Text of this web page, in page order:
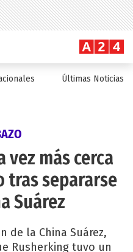
Últimas Noticias
vez más cerca
tras separarse
Suárez
de la China Suárez,
Rusherking tuvo un